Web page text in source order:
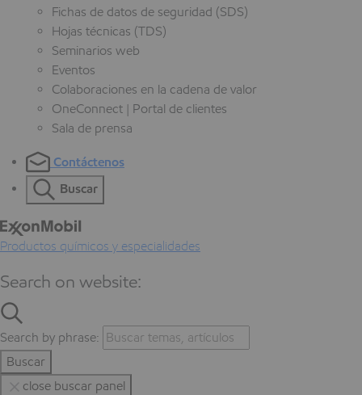
Fichas de datos de seguridad (SDS)
Hojas técnicas (TDS)
Seminarios web
Eventos
Colaboraciones en la cadena de valor
OneConnect | Portal de clientes
Sala de prensa
Contáctenos
Buscar
Productos químicos y especialidades
Search on website:
Search by phrase:
Buscar
close buscar panel